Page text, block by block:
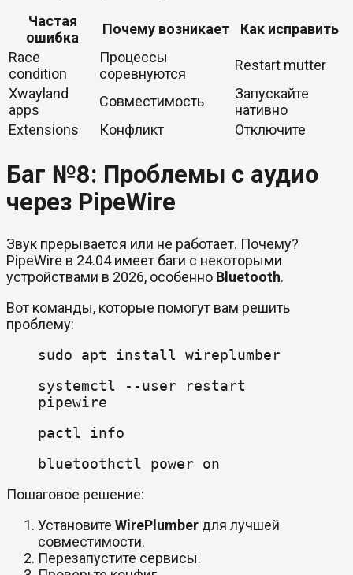
Частая
ошибка
Почему возникает
Как исправить
Race
condition
Процессы
соревнуются
Restart mutter
Xwayland
apps
Совместимость
Запускайте
нативно
Extensions
Конфликт Отключите
Баг №8: Проблемы с аудио
через PipeWire
Звук прерывается или не работает. Почему?
PipeWire в 24.04 имеет баги с некоторыми
устройствами в 2026, особенно Bluetooth.
Вот команды, которые помогут вам решить
проблему:
sudo apt install wireplumber
systemctl --user restart
pipewire
pactl info
bluetoothctl power on
Пошаговое решение:
Установите WirePlumber для лучшей
совместимости.
Перезапустите сервисы.